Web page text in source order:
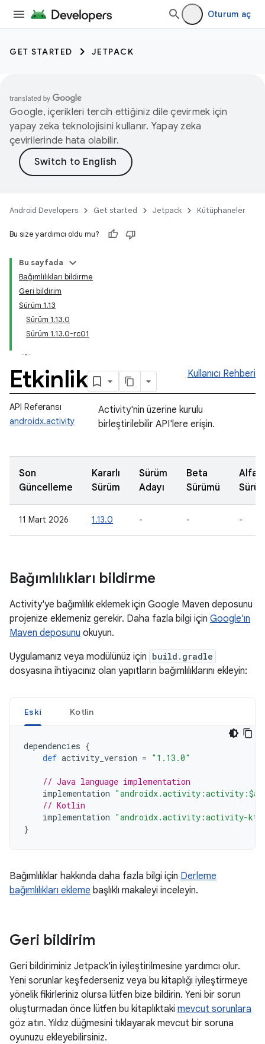
Oturum aç
GET STARTED JETPACK
Google, içerikleri tercih ettiğiniz dile çevirmek için
yapay zeka teknolojisini kullanır. Yapay zeka
çevirilerinde hata olabilir.
Android Developers Get started Jetpack Kütüphaneler
Bu size yardımcı oldu mu?
Bu sayfada
Bağımlılıkları bildirme
Geri bildirim
Sürüm 1.13
Sürüm 1.13.0
Sürüm 1.13.0-rc01
Etkinlik Kullanıcı Rehberi
API Referansı
androidx.activity
Activity'nin üzerine kurulu
birleştirilebilir API'lere erişin.
Son
Güncelleme
Kararlı
Sürüm
Sürüm
Adayı
Beta
Sürümü
Alfa
11 Mart 2026 1.13.0 - - -
Bağımlılıkları bildirme
Activity'ye bağımlılık eklemek için Google Maven deposunu
projenize eklemeniz gerekir. Daha fazla bilgi için Google'ın
Maven deposunu okuyun.
Uygulamanız veya modülünüz için build.gradle
dosyasına ihtiyacınız olan yapıtların bağımlılıklarını ekleyin:
Eski Kotlin
dependencies {
def activity_version = "1.13.0"
// Java language implementation
implementation
// Kotlin
implementation "androidx.activity:activity-
}
Bağımlılıklar hakkında daha fazla bilgi için Derleme
bağımlılıkları ekleme başlıklı makaleyi inceleyin.
Geri bildirim
Geri bildiriminiz Jetpack'in iyileştirilmesine yardımcı olur.
Yeni sorunlar keşfederseniz veya bu kitaplığı iyileştirmeye
yönelik fikirleriniz olursa lütfen bize bildirin. Yeni bir sorun
oluşturmadan önce lütfen bu kitaplıktaki mevcut sorunlara
göz atın. Yıldız düğmesini tıklayarak mevcut bir soruna
oyunuzu ekleyebilirsiniz.